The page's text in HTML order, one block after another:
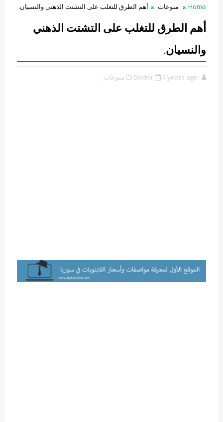
Home منوعات أهم الطرق للتغلب على التشتت الذهني والنسيان.
أهم الطرق للتغلب على التشتت الذهني
والنسيان.
Doctor 4 years ago منوعات,